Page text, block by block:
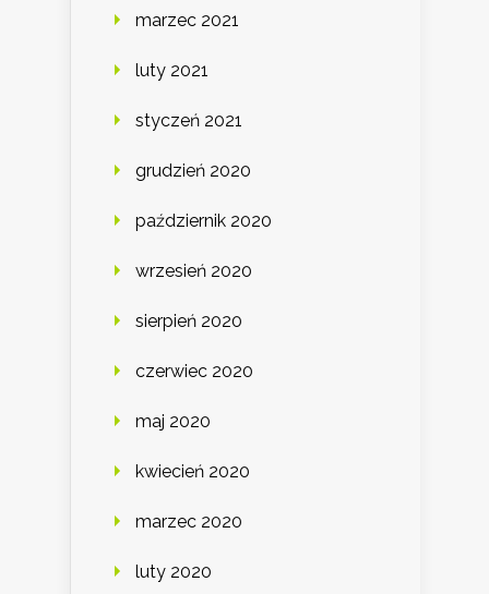
marzec 2021
luty 2021
styczeń 2021
grudzień 2020
październik 2020
wrzesień 2020
sierpień 2020
czerwiec 2020
maj 2020
kwiecień 2020
marzec 2020
luty 2020